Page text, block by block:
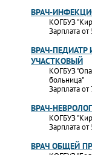
ВРАЧ-
КОГБУЗ
Зарплата
ВРАЧ-ПЕДИАТР
УЧАСТКОВЫЙ
КОГБУЗ
больница"
Зарплата
ВРАЧ-НЕВРОЛОГ
КОГБУЗ
Зарплата
ВРАЧ ОБЩЕЙ